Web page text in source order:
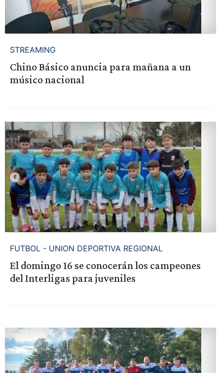
STREAMING
Chino Básico anuncia para mañana a un
músico nacional
FUTBOL - UNION DEPORTIVA REGIONAL
El domingo 16 se conocerán los campeones
del Interligas para juveniles